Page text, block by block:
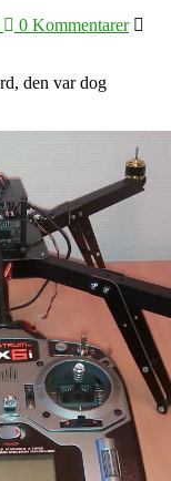
0 Kommentarer
den var dog